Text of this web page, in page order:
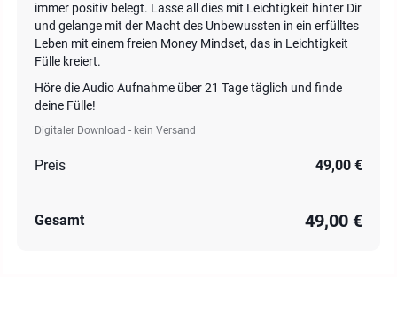
immer positiv belegt. Lasse all dies mit Leichtigkeit hinter Dir
und gelange mit der Macht des Unbewussten in ein erfülltes
Leben mit einem freien Money Mindset, das in Leichtigkeit
Fülle kreiert.
Höre die Audio Aufnahme über 21 Tage täglich und finde
deine Fülle!
Digitaler Download - kein Versand
Preis 49,00 €
Gesamt 49,00 €